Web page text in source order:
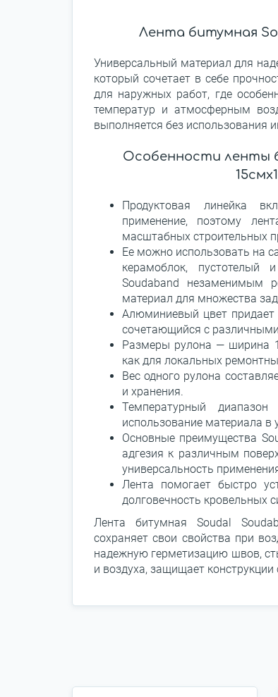
Лента битумная
Универсальный материал для
который сочетает в себе
для наружных работ, где
температур и атмосферным
выполняется без использования
Особенности ленты
Продуктовая линейка
применение, поэтому
масштабных строительных
Ее можно использовать на
керамоблок, пустотелый
Soudaband незаменимым
материал для множества
Алюминиевый цвет
сочетающийся с
Размеры рулона — ширина
как для локальных
Вес одного рулона
и хранения.
Температурный
использование материала в
Основные преимущества
адгезия к различным
универсальность
Лента помогает быстро
долговечность кровельных
Лента битумная Soudal
сохраняет свои свойства при
надежную герметизацию швов,
и воздуха, защищает